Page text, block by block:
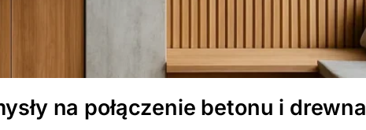
na połączenie betonu i drewna